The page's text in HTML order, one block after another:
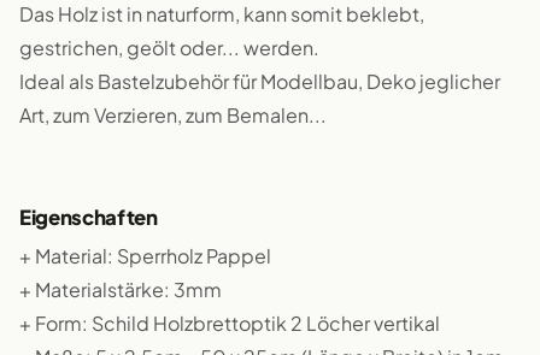
Das Holz ist in naturform, kann somit beklebt,
gestrichen, geölt oder... werden.
Ideal als Bastelzubehör für Modellbau, Deko jeglicher
Art, zum Verzieren, zum Bemalen...
Eigenschaften
+ Material: Sperrholz Pappel
+ Materialstärke: 3mm
+ Form: Schild Holzbrettoptik 2 Löcher vertikal